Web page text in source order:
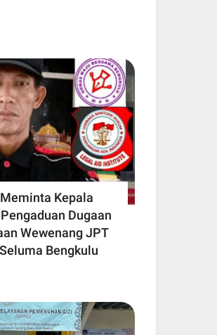
Kepala
Dugaan
Wewenang JPT
Bengkulu